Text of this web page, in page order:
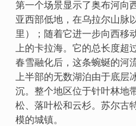
第一个场景显示了奥布河向
亚西部低地，在乌拉尔山脉
里）；随着它进一步向西移
上的卡拉海。它的总长度超
春雪融化后，这条蜿蜒的河
上半部的无数湖泊由于底层
沉。整个地区位于针叶林地
松、落叶松和云杉。苏尔古
模的城镇。